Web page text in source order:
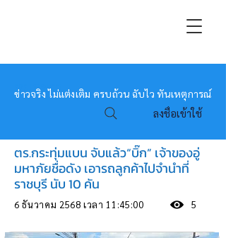
หมอข่าว
ข่าวจริง ไม่แต่งเติม ครบถ้วน ฉับไว ทันเหตุการณ์
ลงชื่อเข้าใช้
ตร.กระทุ่มแบน จับแล้ว“บิ๊ก” เจ้าของอู่
มหาภัยชื่อดัง เอารถลูกค้าไปจำนำที่
ราชบุรี นับ 10 คัน
6 ธันวาคม 2568 เวลา 11:45:00 5